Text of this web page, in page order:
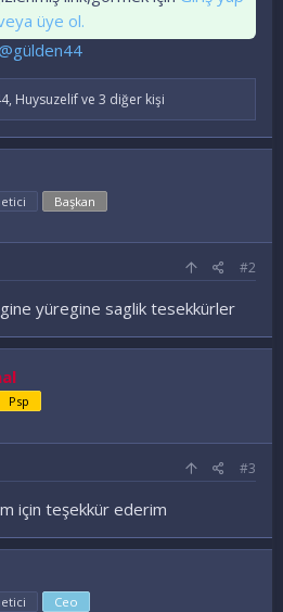
üye ol.
, Huysuzelifve 3 diğer kişi
Başkan
#2
yüregine saglik tesekkürler
Psp
#3
için teşekkür ederim
Ceo